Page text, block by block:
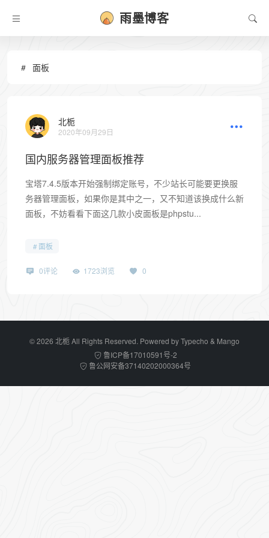
雨墨博客
面板
北栀
2020年09月29日
国内服务器管理面板推荐
宝塔7.4.5版本开始强制绑定账号，不少站长可能要更换服
务器管理面板，如果你是其中之一，又不知道该换成什么新
面板，不妨看看下面这几款小皮面板是phpstu...
面板
0评论 1723浏览 0
© 2026 北栀 All Rights Reserved. Powered byTypecho & Mango
鲁ICP备17010591号-2
鲁公网安备37140202000364号